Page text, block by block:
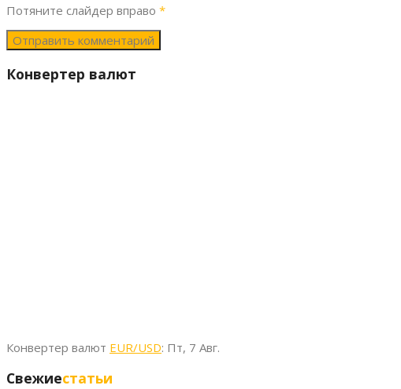
Потяните слайдер вправо *
Конвертер валют
Конвертер валют EUR/USD: Пт, 7 Авг.
Свежиестатьи